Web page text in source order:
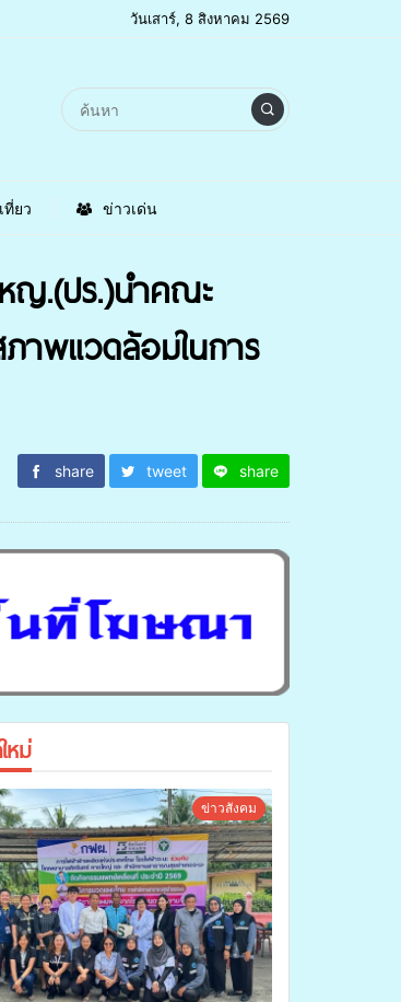
วันเสาร์, 8 สิงหาคม 2569
ที่ยว ข่าวเด่น
ญ.(ปร.)นำคณะ
าพแวดล้อมในการ
share tweet share
หม่
ข่าวสังคม